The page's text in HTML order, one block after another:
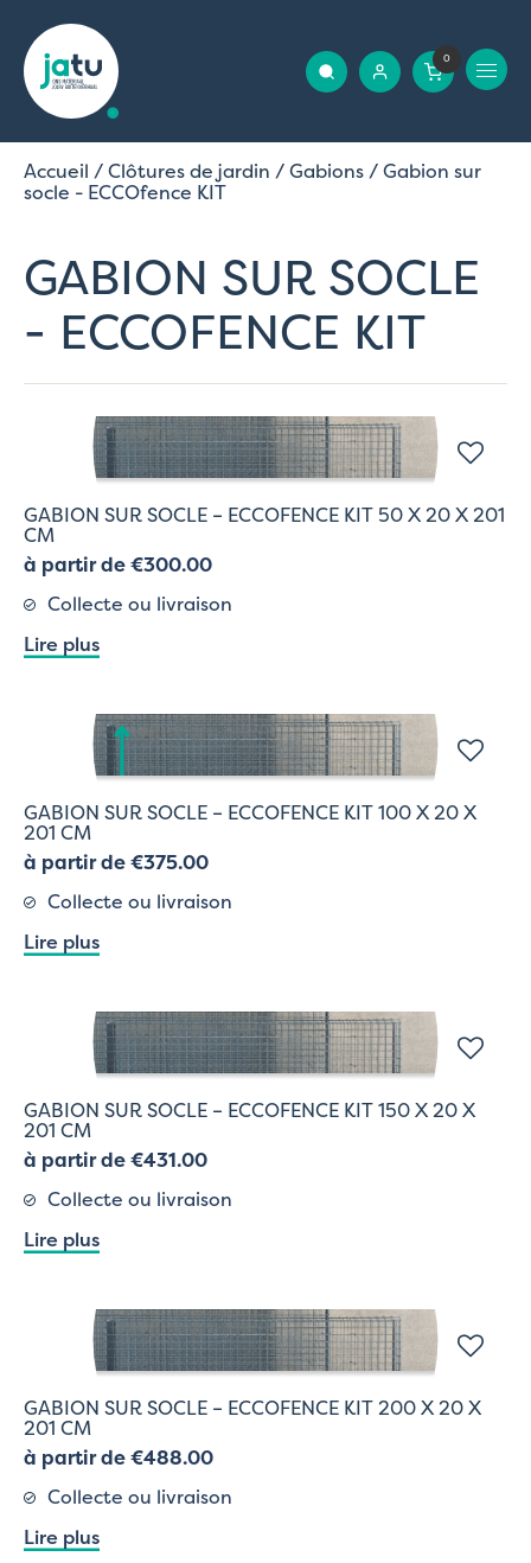
0
Accueil /Clôtures de jardin /Gabions/ Gabion sur
socle - ECCOfence KIT
GABION SUR SOCLE
- ECCOFENCE KIT
GABION SUR SOCLE – ECCOFENCE KIT 50 X 20 X 201
CM
à partir de €300.00
Collecte ou livraison
Lire plus
GABION SUR SOCLE – ECCOFENCE KIT 100 X 20 X
201 CM
à partir de €375.00
Collecte ou livraison
Lire plus
GABION SUR SOCLE – ECCOFENCE KIT 150 X 20 X
201 CM
à partir de €431.00
Collecte ou livraison
Lire plus
GABION SUR SOCLE – ECCOFENCE KIT 200 X 20 X
201 CM
à partir de €488.00
Collecte ou livraison
Lire plus